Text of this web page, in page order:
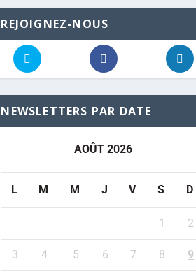
REJOIGNEZ-NOUS
NEWSLETTERS PAR DATE
AOÛT 2026
L M M J V S D
1 2
3 4 5 6 7 8 9